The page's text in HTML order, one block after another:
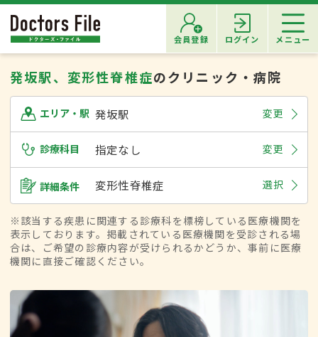
会員登録 ログイン メニュー
発坂駅、変形性脊椎症のクリニック・病院
エリア・駅 発坂駅 変更
診療科目 指定なし 変更
詳細条件 変形性脊椎症 選択
※該当する疾患に関連する診療科を標榜している医療機関を
表示しております。掲載されている医療機関を受診される場
合は、ご希望の診療内容が受けられるかどうか、事前に医療
機関に直接ご確認ください。